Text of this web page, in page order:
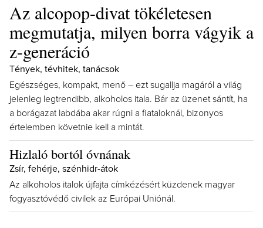
Az alcopop-divat tökéletesen
megmutatja, milyen borra vágyik a
z-generáció
Tények, tévhitek, tanácsok
Egészséges, kompakt, menő – ezt sugallja magáról a világ
jelenleg legtrendibb, alkoholos itala. Bár az üzenet sántít, ha
a borágazat labdába akar rúgni a fiataloknál, bizonyos
értelemben követnie kell a mintát.
Hizlaló bortól óvnának
Zsír, fehérje, szénhidr-átok
Az alkoholos italok újfajta címkézésért küzdenek magyar
fogyasztóvédő civilek az Európai Uniónál.